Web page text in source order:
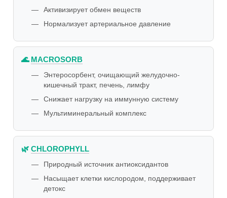
Активизирует обмен веществ
Нормализует артериальное давление
🌊 MACROSORB
Энтеросорбент, очищающий желудочно-
кишечный тракт, печень, лимфу
Снижает нагрузку на иммунную систему
Мультиминеральный комплекс
🌿 CHLOROPHYLL
Природный источник антиоксидантов
Насыщает клетки кислородом, поддерживает
детокс